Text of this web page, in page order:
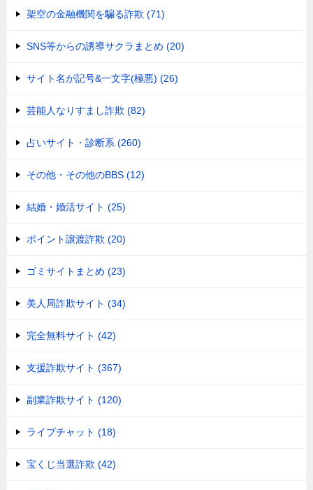
架空の金融機関を騙る詐欺 (71)
SNS等からの誘導サクラまとめ (20)
サイト名が記号&一文字(極悪) (26)
芸能人なりすまし詐欺 (82)
占いサイト・診断系 (260)
その他・その他のBBS (12)
結婚・婚活サイト (25)
ポイント譲渡詐欺 (20)
ゴミサイトまとめ (23)
美人局詐欺サイト (34)
完全無料サイト (42)
支援詐欺サイト (367)
副業詐欺サイト (120)
ライブチャット (18)
宝くじ当選詐欺 (42)